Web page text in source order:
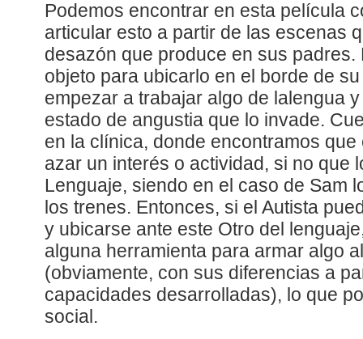
Podemos encontrar en esta película
articular esto a partir de las escenas
desazón que produce en sus padres.
objeto para ubicarlo en el borde de
empezar a trabajar algo de lalengua
estado de angustia que lo invade.
en la clínica, donde encontramos
azar un interés o actividad, si no que
Lenguaje, siendo en el caso de Sam
los trenes. Entonces, si el Autista
y ubicarse ante este Otro del
alguna herramienta para armar algo
(obviamente, con sus diferencias a
capacidades desarrolladas), lo que
social.